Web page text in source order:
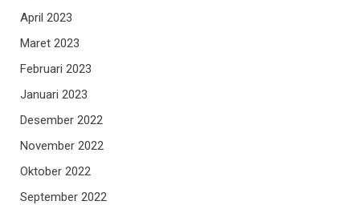
April 2023
Maret 2023
Februari 2023
Januari 2023
Desember 2022
November 2022
Oktober 2022
September 2022